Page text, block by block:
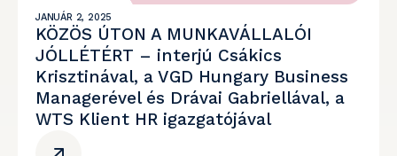
JANUÁR 2, 2025
KÖZÖS ÚTON A MUNKAVÁLLALÓI
JÓLLÉTÉRT – interjú Csákics
Krisztinával, a VGD Hungary Business
Managerével és Drávai Gabriellával, a
WTS Klient HR igazgatójával